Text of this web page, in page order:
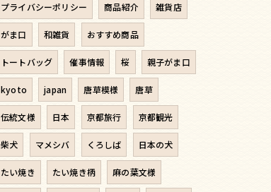
プライバシーポリシー 商品紹介 雑貨店
がま口 和雑貨 おすすめ商品
トートバッグ 催事情報 桜 親子がま口
kyoto japan 唐草模様 唐草
伝統文様 日本 京都旅行 京都観光
柴犬 マメシバ くろしば 日本の犬
たい焼き たい焼き柄 麻の葉文様